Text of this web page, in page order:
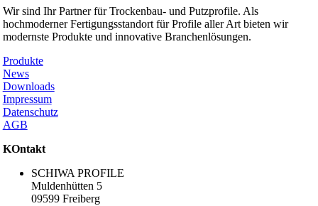
Wir sind Ihr Partner für Trockenbau- und Putzprofile. Als
hochmoderner Fertigungsstandort für Profile aller Art bieten wir
modernste Produkte und innovative Branchenlösungen.
Produkte
News
Downloads
Impressum
Datenschutz
AGB
KOntakt
SCHIWA PROFILE
Muldenhütten 5
09599 Freiberg